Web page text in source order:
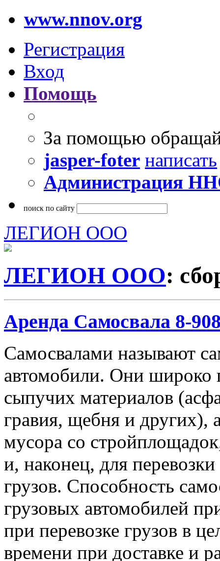
www.nnov.org
Регистрация
Вход
Помощь
За помощью
jasper-foter написать
Администрация
поиск по сайту
ЛЕГИОН ООО
ЛЕГИОН ООО:
Аренда Самосвала 8-
Самосвалами называют
автомобили. Они широко
сыпучих материалов
гравия, щебня и других),
мусора со
и, наконец, для
грузов. Способность
грузовых автомобилей
при перевозке грузов в
времени при доставке и